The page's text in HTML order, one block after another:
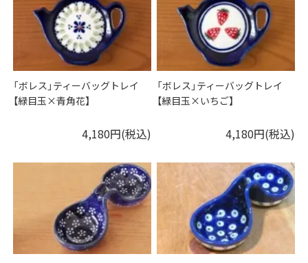
「ボレス」ティーバッグトレイ
【緑目玉×青角花】
4,180円(税込)
「ボレス」ティーバッグトレイ
【緑目玉×いちご】
4,180円(税込)